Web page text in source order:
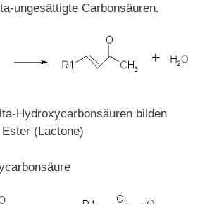
ungesättigte Carbonsäuren.
Hydroxycarbonsäuren bilden
(Lactone)